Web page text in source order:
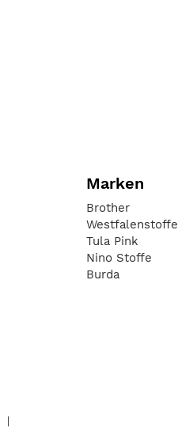
Marken
Brother
Westfalenstoffe
Tula Pink
Nino Stoffe
Burda